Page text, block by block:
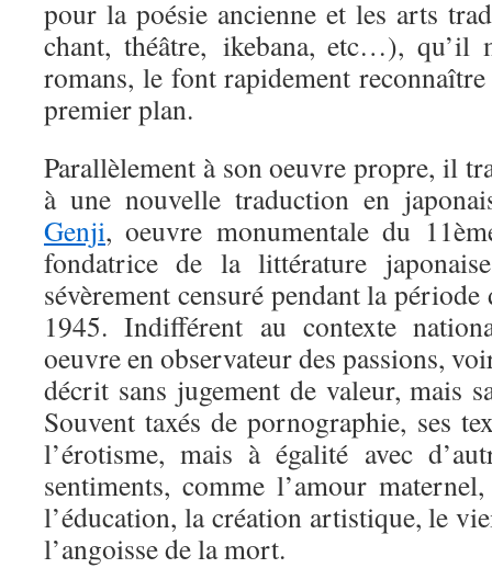
pour la poésie ancienne et les arts
chant, théâtre, ikebana, etc…), qu’il
romans, le font rapidement
premier plan.
Parallèlement à son oeuvre propre, il
à une nouvelle traduction en
Genji, oeuvre monumentale du
fondatrice de la littérature
sévèrement censuré pendant la
1945. Indifférent au contexte
oeuvre en observateur des passions,
décrit sans jugement de valeur, mais
Souvent taxés de pornographie, ses
l’érotisme, mais à égalité avec
sentiments, comme l’amour
l’éducation, la création artistique, le
l’angoisse de la mort.